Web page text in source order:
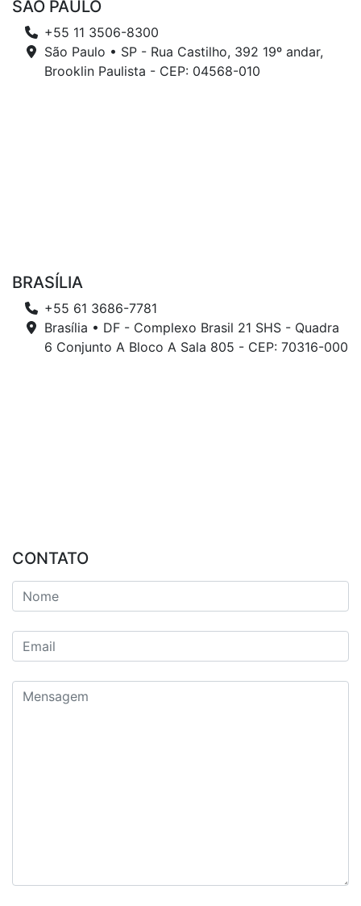
SÃO PAULO
+55 11 3506-8300
São Paulo • SP - Rua Castilho, 392 19º andar,
Brooklin Paulista - CEP: 04568-010
BRASÍLIA
+55 61 3686-7781
Brasília • DF - Complexo Brasil 21 SHS - Quadra
6 Conjunto A Bloco A Sala 805 - CEP: 70316-000
CONTATO